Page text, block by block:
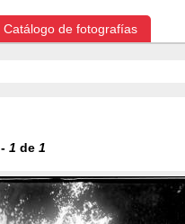
Catálogo de fotografías
- 1 de 1